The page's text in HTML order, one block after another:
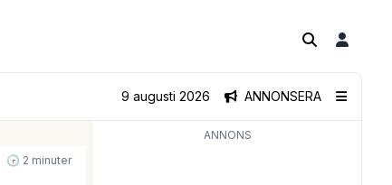
ANNONSERA
9 augusti 2026
🕝 2 minuter
ANNONS